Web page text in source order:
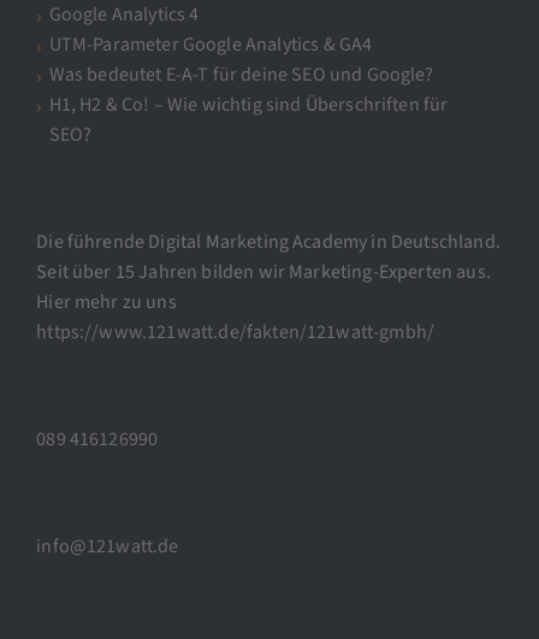
Google Analytics 4
UTM-Parameter Google Analytics & GA4
Was bedeutet E-A-T für deine SEO und Google?
H1, H2 & Co! – Wie wichtig sind Überschriften für
SEO?
Die führende Digital Marketing Academy in Deutschland.
Seit über 15 Jahren bilden wir Marketing-Experten aus.
Hier mehr zu uns
https://www.121watt.de/fakten/121watt-gmbh/
089 416126990
info@121watt.de